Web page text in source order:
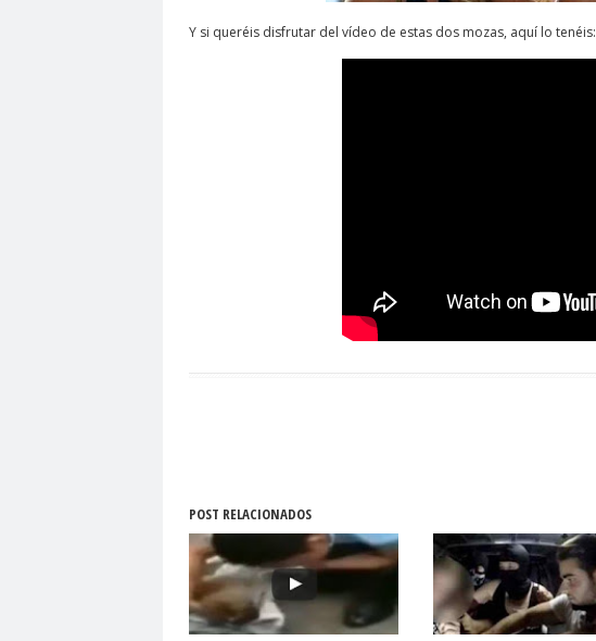
Y si queréis disfrutar del vídeo de estas dos mozas, aquí lo tenéis:
POST RELACIONADOS